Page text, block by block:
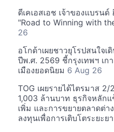
ดีเคเอสเอช เจ้าของแบรน
"Road to Winning with
26
อโกด้าเผยชาวยุโรปสนใจเ
ปีพ.ศ. 2569 ชี้กรุงเทพฯ เ
เมืองยอดนิยม 6 Aug 26
TOG เผยรายได้ไตรมาส 2/
1,003 ล้านบาท ธุรกิจหลัก
เพิ่ม และการขยายตลาดต่า
ลงทุนเพื่อการเติบโตระยะย